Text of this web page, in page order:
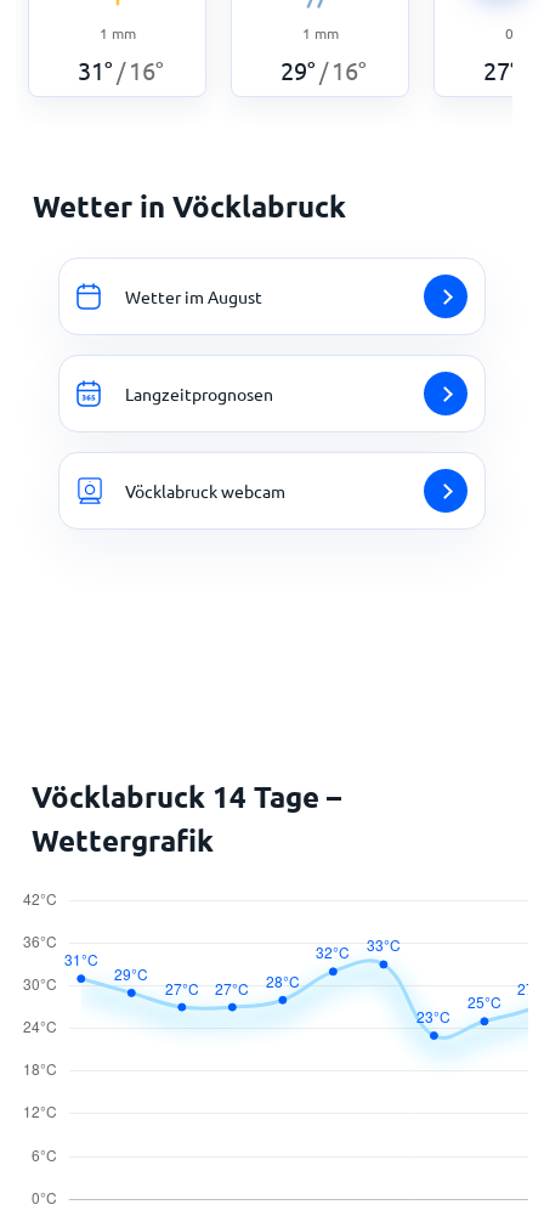
1 mm
31° / 16°
1 mm
29° / 16°
0
27°
Wetter in Vöcklabruck
Wetter im August
Langzeitprognosen
Vöcklabruck webcam
Vöcklabruck 14 Tage –
Wettergrafik